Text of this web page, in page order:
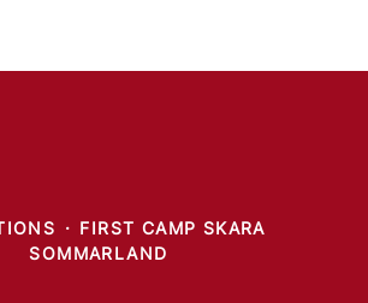
· FIRST CAMP SKARA
SOMMARLAND